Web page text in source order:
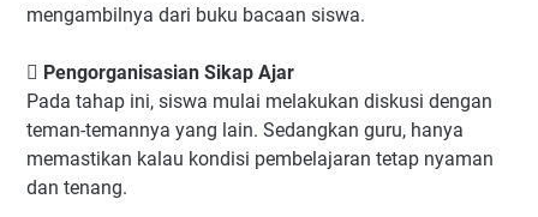
mengambilnya dari buku bacaan siswa.
 Pengorganisasian Sikap Ajar
Pada tahap ini, siswa mulai melakukan diskusi dengan
teman-temannya yang lain. Sedangkan guru, hanya
memastikan kalau kondisi pembelajaran tetap nyaman
dan tenang.